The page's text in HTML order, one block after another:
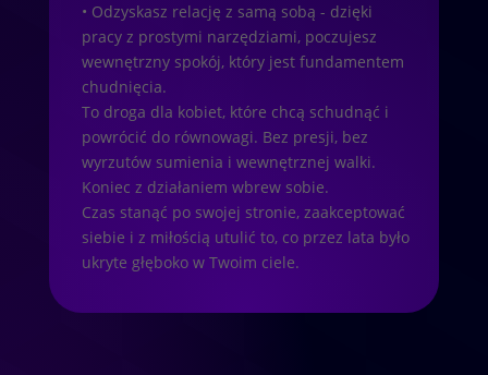
• Odzyskasz relację z samą sobą - dzięki
pracy z prostymi narzędziami, poczujesz
wewnętrzny spokój, który jest fundamentem
chudnięcia.
To droga dla kobiet, które chcą schudnąć i
powrócić do równowagi. Bez presji, bez
wyrzutów sumienia i wewnętrznej walki.
Koniec z działaniem wbrew sobie.
Czas stanąć po swojej stronie, zaakceptować
siebie i z miłością utulić to, co przez lata było
ukryte głęboko w Twoim ciele.